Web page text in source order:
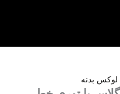
لوکس بدنه